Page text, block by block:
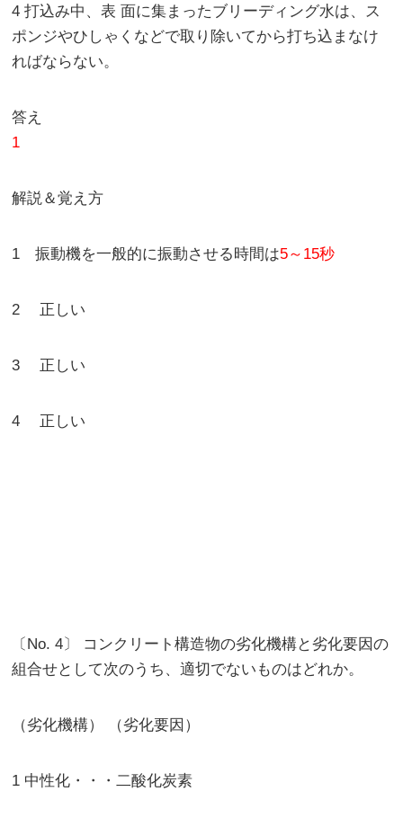
4 打込み中、表 面に集まったブリーディング水は、ス
ポンジやひしゃくなどで取り除いてから打ち込まなけ
ればならない。
答え
1
解説＆覚え方
1 振動機を一般的に振動させる時間は5～15秒
2 正しい
3 正しい
4 正しい
〔No. 4〕 コンクリート構造物の劣化機構と劣化要因の
組合せとして次のうち、適切でないものはどれか。
（劣化機構） （劣化要因）
1 中性化・・・二酸化炭素